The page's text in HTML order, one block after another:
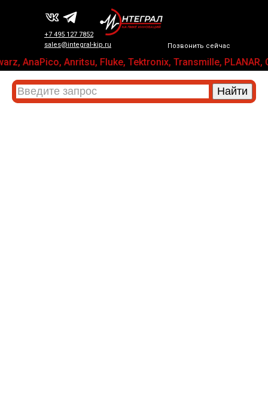
Позвонить сейчас
+7 495 127 7852
sales@integral-kip.ru
AnaPico, Anritsu, Fluke, Tektronix, Transmille,